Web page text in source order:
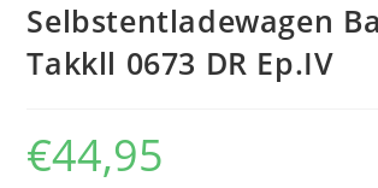
Selbstentladewagen
Takkll 0673 DR Ep.IV
€44,95